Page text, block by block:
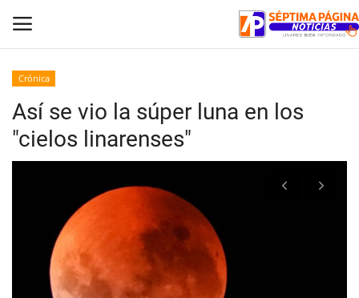
Inicio
Crónica
Tribunales
Deporte
Crónica
Así se vio la súper luna en los
"cielos linarenses"